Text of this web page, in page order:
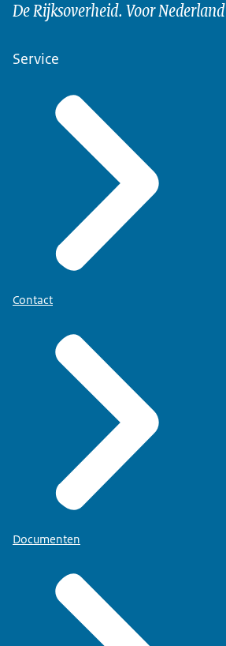
De Rijksoverheid. Voor Nederland
Service
Contact
Documenten